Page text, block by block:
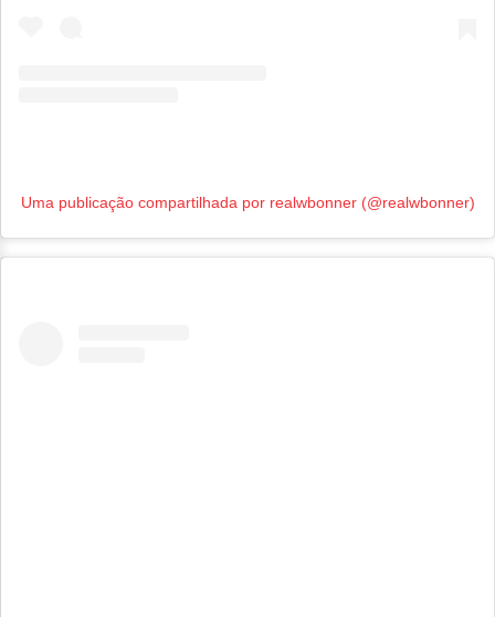
Uma publicação compartilhada por realwbonner (@realwbonner)